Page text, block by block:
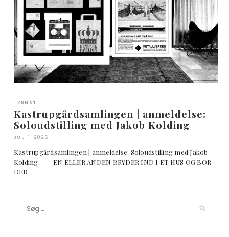
KUNST
Kastrupgårdsamlingen | anmeldelse:
Soloudstilling med Jakob Kolding
JULI 1, 2026
Kastrupgårdsamlingen | anmeldelse: Soloudstilling med Jakob
Kolding EN ELLER ANDEN BRYDER IND I ET HUS OG BOR
DER …